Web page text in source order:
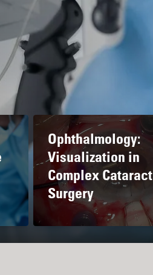
Ophthalmology:
Visualization in
Complex Cataract
Surgery